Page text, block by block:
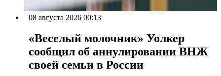
08 августа 2026 00:13
«Веселый молочник» Уолкер
сообщил об аннулировании ВНЖ
своей семьи в России